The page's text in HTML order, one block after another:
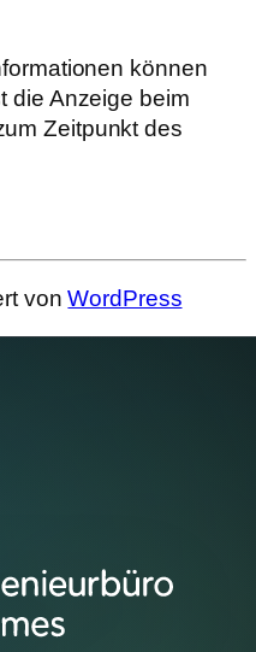
können
die Anzeige beim
Zeitpunkt des
vonWordPress